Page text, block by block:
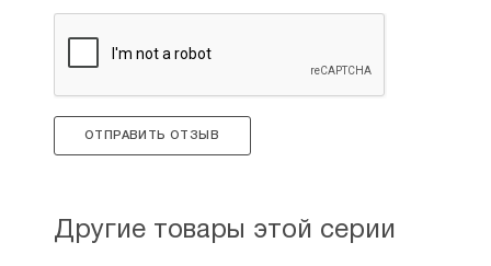
ОТПРАВИТЬ ОТЗЫВ
Другие товары этой серии